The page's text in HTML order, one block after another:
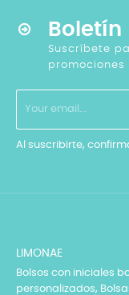
Boletín
Suscríbete
promociones
Al suscribirte,
LIMONAE
Bolsos con iniciales
personalizados,